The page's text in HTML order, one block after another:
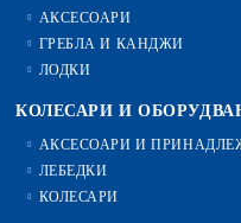
АКСЕСОАРИ
ГРЕБЛА И КАНДЖИ
ЛОДКИ
КОЛЕСАРИ И
АКСЕСОАРИ И
ЛЕБЕДКИ
КОЛЕСАРИ